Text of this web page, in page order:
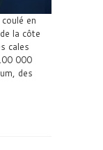
en
la côte
cales
000
des